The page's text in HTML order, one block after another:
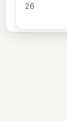
26